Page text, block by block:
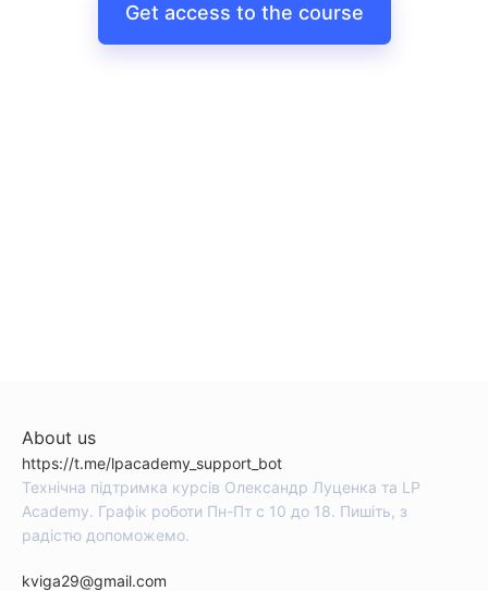
Get access to the course
About us
https://t.me/lpacademy_support_bot
Технічна підтримка курсів Олександр Луценка та LP
Academy. Графік роботи Пн-Пт с 10 до 18. Пишіть, з
радістю допоможемо.
kviga29@gmail.com